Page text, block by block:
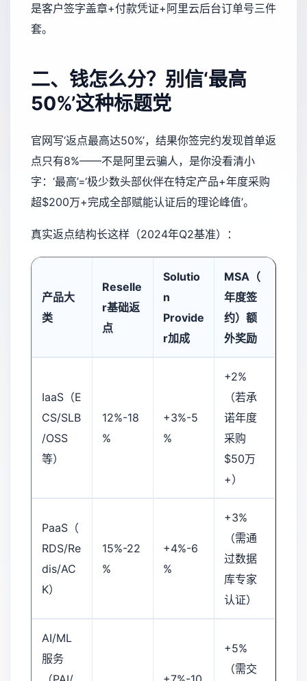
是客户签字盖章+付款凭证+阿里云后台订单号三件
套。
二、钱怎么分？别信‘最高
50%’这种标题党
官网写‘返点最高达50%’，结果你签完约发现首单返
点只有8%——不是阿里云骗人，是你没看清小
字：‘最高’=‘极少数头部伙伴在特定产品+年度采购
超$200万+完成全部赋能认证后的理论峰值’。
真实返点结构长这样（2024年Q2基准）：
产品大
类
Reselle
r基础返
点
Solutio
n
Provide
r加成
MSA（
年度签
约）额
外奖励
IaaS（E
CS/SLB
/OSS
等）
12%-18
%
+3%-5
%
+2%
（若承
诺年度
采购
$50万
+）
PaaS（
RDS/Re
dis/AC
K）
15%-22
%
+4%-6
%
+3%
（需通
过数据
库专家
认证）
AI/ML
服务
+5%
（需交